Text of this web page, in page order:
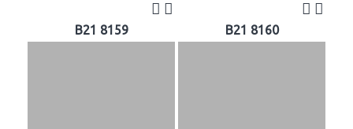
B21 8159 B21 8160